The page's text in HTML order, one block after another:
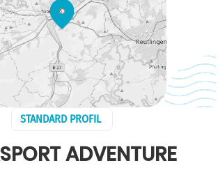
STANDARD PROFIL
ADVENTURE